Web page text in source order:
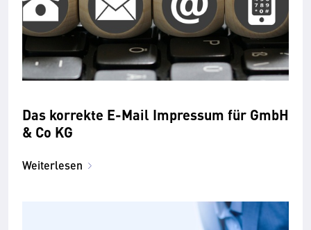
Das korrekte E-Mail Impressum für GmbH
& Co KG
Weiterlesen